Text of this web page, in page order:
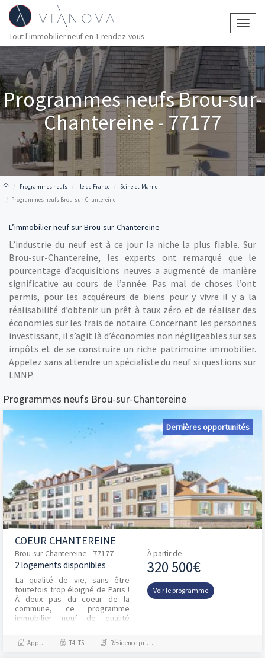
Tout l'immobilier neuf en 1 rendez-vous
Programmes neufs Brou-sur-
Chantereine - 77177
Programmes neufs Ile-de-France
Seine-et-Marne
Programmes neufs Brou-sur-Chantereine
L’immobilier neuf sur Brou-sur-Chantereine
L’industrie du neuf est à ce jour la niche la plus fiable. Sur
Brou-sur-Chantereine, les experts ont remarqué que le
pourcentage d’acquisitions neuves a augmenté de manière
significative au cours de l’année. Pas mal de choses l’ont
permis, pour les acquéreurs de biens pour y vivre il y a la
réalisabilité d’obtenir un prêt à taux zéro et de réaliser des
économies sur les frais de notaire. Concernant les personnes
investissant, il s’agit là d’économies non négligeables sur ses
impôts et de se construire un riche patrimoine immobilier.
Appelez sans attendre un spécialiste du neuf si questions sur
LMNP.
Programmes neufs Brou-sur-Chantereine
Dernières opportunités
COEUR CHANTEREINE
Brou-sur-Chantereine - 77177
2 logements disponibles
La qualité de vie, sans être
toutefois trop éloigné de Paris !
À deux pas du coeur de la
commune, ce programme
immobilier neuf de qualité
son environnement. Bu...
À partir de
320 500€
Voir le programme
Appt. T4, T5 Résidence principale / PTZ